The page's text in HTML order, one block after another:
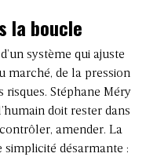
la boucle
système qui ajuste
marché, de la pression
Stéphane Méry
doit rester dans
amender. La
simplicité désarmante :